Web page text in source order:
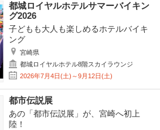
都城ロイヤルホテルサマーバイキン
グ2026
子どもも大人も楽しめるホテルバイキ
ング
宮崎県
都城ロイヤルホテル8階スカイラウンジ
2026年7月4日(土)～9月12日(土)
都市伝説展
あの「都市伝説展」が、宮崎へ初上
陸！